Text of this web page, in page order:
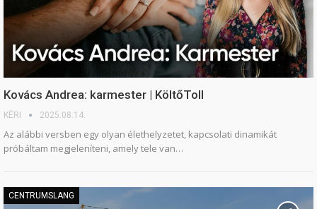
Kovács Andrea: karmester | KöltőToll
KËRI 2025.08.14.
Az alábbi versben egy olyan élethelyzetet, kapcsolati dinamikát
próbáltam megjeleníteni, amely tele van…
CENTRUMSLANG